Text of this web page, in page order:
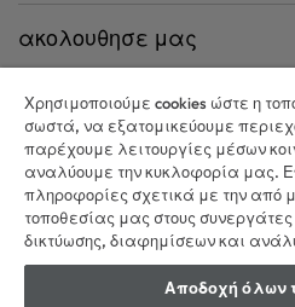
ακολουθησε μας
CANDY HOOVER GROUP S.r.I. -
57 - 20861 Brugherio (MB) - Ιταλία -
Fumagalli snc - 20861 Brugherio (MB) και
Vimercate (MB) - Ιταλία - Τηλ.:
στο Μητρώο Επιχειρήσεων Μιλάνου-
Χρησιμοποιούμε cookies ώστε η
σωστά, να εξατομικεύουμε
παρέχουμε λειτουργίες μέσων
αναλύουμε την κυκλοφορία μας.
πληροφορίες σχετικά με την από
τοποθεσίας μας στους
δικτύωσης, διαφημίσεων και
Αποδοχή όλων